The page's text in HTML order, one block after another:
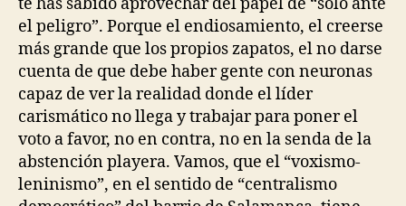
el peligro”. Porque el endiosamiento, el creerse
más grande que los propios zapatos, el no darse
cuenta de que debe haber gente con neuronas
capaz de ver la realidad donde el líder
carismático no llega y trabajar para poner el
voto a favor, no en contra, no en la senda de la
abstención playera. Vamos, que el “voxismo-
leninismo”, en el sentido de “centralismo